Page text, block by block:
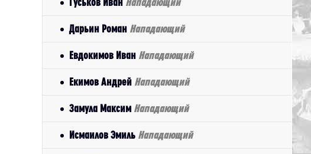
Дарьин Роман Нападающий
Евдокимов Иван Нападающий
Екимов Андрей Нападающий
Замула Максим Нападающий
Исмаилов Эмиль Нападающий